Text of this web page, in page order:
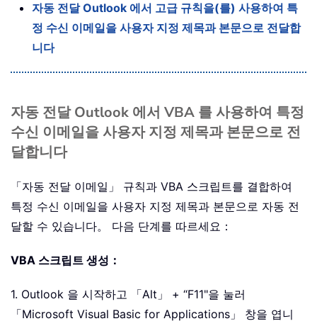
자동 전달 Outlook 에서 고급 규칙을(를) 사용하여 특
정 수신 이메일을 사용자 지정 제목과 본문으로 전달합
니다
자동 전달 Outlook 에서 VBA 를 사용하여 특정
수신 이메일을 사용자 지정 제목과 본문으로 전
달합니다
「자동 전달 이메일」 규칙과 VBA 스크립트를 결합하여
특정 수신 이메일을 사용자 지정 제목과 본문으로 자동 전
달할 수 있습니다。 다음 단계를 따르세요：
VBA 스크립트 생성：
1. Outlook 을 시작하고 「Alt」 + “F11"을 눌러
「Microsoft Visual Basic for Applications」 창을 엽니